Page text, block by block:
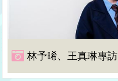
林予晞、王真琳專訪